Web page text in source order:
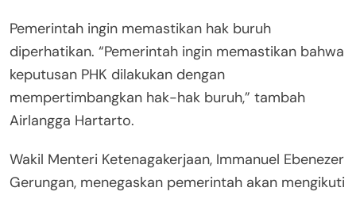
Pemerintah ingin memastikan hak buruh
diperhatikan. “Pemerintah ingin memastikan bahwa
keputusan PHK dilakukan dengan
mempertimbangkan hak-hak buruh,” tambah
Airlangga Hartarto.
Wakil Menteri Ketenagakerjaan, Immanuel Ebenezer
Gerungan, menegaskan pemerintah akan mengikuti